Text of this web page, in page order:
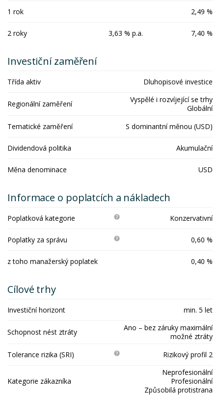
1 rok 2,49 %
2 roky 3,63 % p.a. 7,40 %
Investiční zaměření
Třída aktiv Dluhopisové investice
Regionální zaměření
Vyspělé i rozvíjející se trhy
Globální
Tematické zaměření
S dominantní měnou (USD)
Dividendová politika Akumulační
Měna denominace USD
Informace o poplatcích a nákladech
Poplatková kategorie Konzervativní
Poplatky za správu 0,60 %
z toho manažerský poplatek 0,40 %
Cílové trhy
Investiční horizont min. 5 let
Schopnost nést ztráty
Ano – bez záruky maximální
možné ztráty
Tolerance rizika (SRI)
Rizikový profil 2
Kategorie zákazníka
Neprofesionální
Profesionální
Způsobilá protistrana